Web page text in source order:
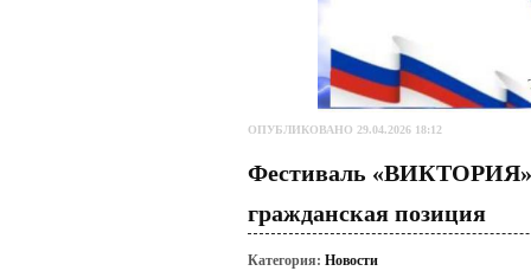
ОПУБЛИКОВАНО 29.04.2026 18:12
Фестиваль «ВИКТОРИЯ»:
гражданская позиция
Категория: Новости